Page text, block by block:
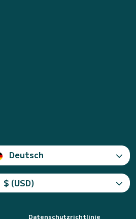
Deutsch
$ (USD)
Datenschutzrichtlinie